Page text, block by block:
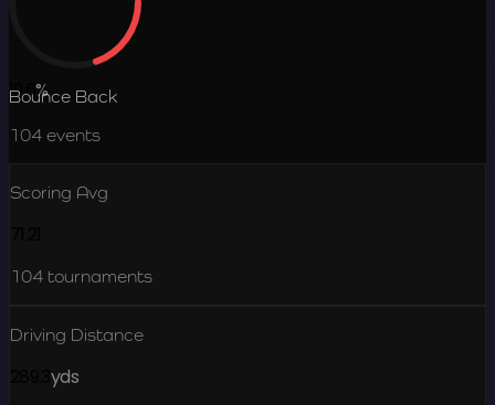
19.6%
Bounce Back
104 events
Scoring Avg
104 tournaments
Driving Distance
yds